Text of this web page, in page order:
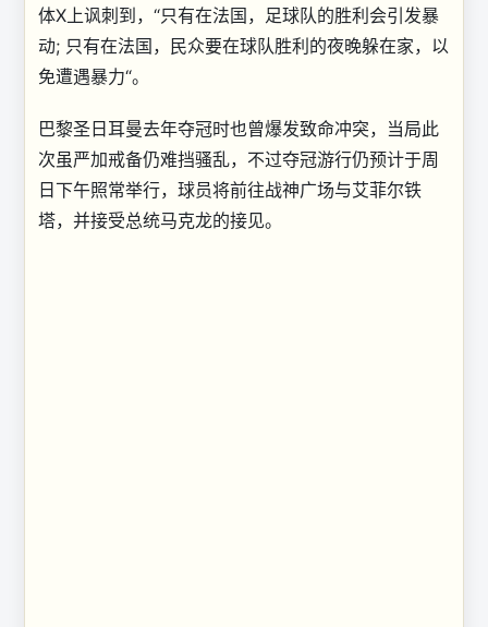
体X上讽刺到，“只有在法国，足球队的胜利会引发暴
动; 只有在法国，民众要在球队胜利的夜晚躲在家，以
免遭遇暴力“。
巴黎圣日耳曼去年夺冠时也曾爆发致命冲突，当局此
次虽严加戒备仍难挡骚乱，不过夺冠游行仍预计于周
日下午照常举行，球员将前往战神广场与艾菲尔铁
塔，并接受总统马克龙的接见。